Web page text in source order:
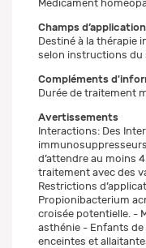
Médicament
Champs d’application
Destiné à la thérapie
selon instructions du
Compléments
Durée de traitement
Avertissements
Interactions: Des
d’attendre au moins
traitement avec des
Restrictions
Propionibacterium
croisée potentielle. -
asthénie - Enfants de
enceintes et